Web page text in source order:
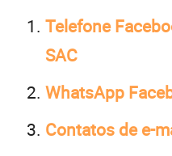
Telefone
SAC
WhatsApp
Contatos de e-